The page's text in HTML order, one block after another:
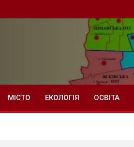
МІСТО ЕКОЛОГІЯ ОСВІТА